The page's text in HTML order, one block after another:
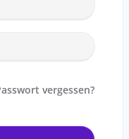
vergessen?